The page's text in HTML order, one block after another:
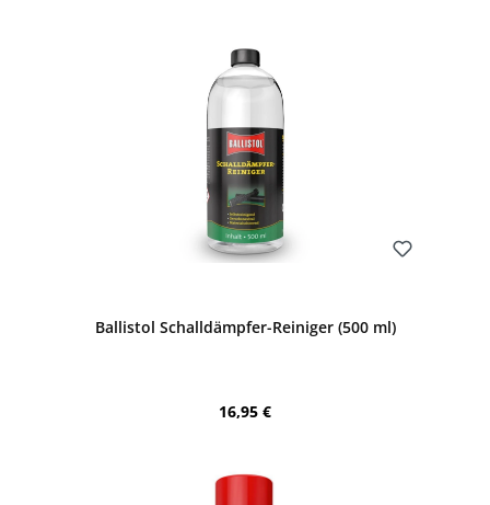
Ballistol Schalldämpfer-Reiniger (500 ml)
Regulärer Preis:
16,95 €